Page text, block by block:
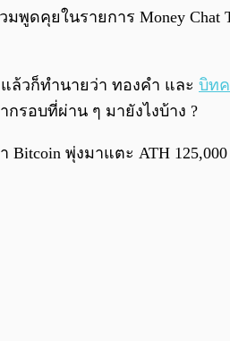
ดคุยในรายการ Money Chat
ล้วก็ทำนายว่า ทองคำ และ บิท
รอบที่ผ่าน ๆ มายังไงบ้าง ?
พุ่งมาแตะ ATH